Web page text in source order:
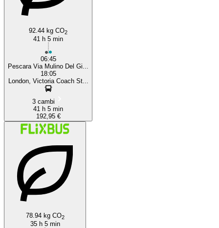
92.44 kg CO2
41 h 5 min
06:45
Pescara Via Mulino Del Gi...
18:05
London, Victoria Coach St...
3 cambi
41 h 5 min
192,95 €
78.94 kg CO2
35 h 5 min